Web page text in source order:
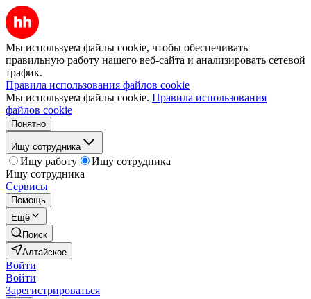
Мы используем файлы cookie, чтобы обеспечивать
правильную работу нашего веб-сайта и анализировать сетевой
трафик.
Правила использования файлов cookie
Мы используем файлы cookie. Правила использования
файлов cookie
Понятно
Ищу сотрудника
Ищу работу
Ищу сотрудника
Ищу сотрудника
Сервисы
Помощь
Ещё
Поиск
Алтайское
Войти
Войти
Зарегистрироваться